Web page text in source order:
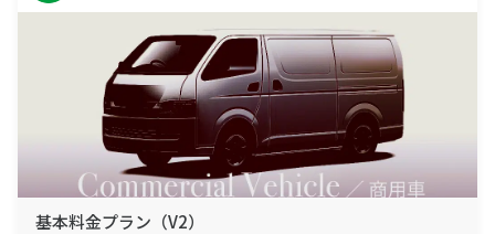
基本料金プラン（V2）